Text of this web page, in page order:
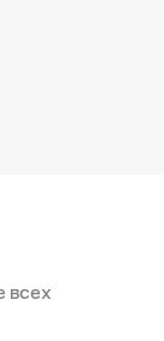
всех